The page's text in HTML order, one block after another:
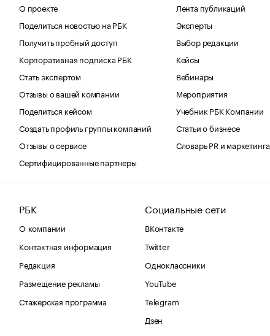
О проекте
Поделиться новостью на РБК
Получить пробный доступ
Корпоративная подписка РБК
Стать экспертом
Отзывы о вашей компании
Поделиться кейсом
Создать профиль группы компаний
Отзывы о сервисе
Сертифицированные партнеры
Лента публикаций
Эксперты
Выбор редакции
Кейсы
Вебинары
Мероприятия
Учебник РБК Компании
Статьи о бизнесе
Словарь PR и маркетинга
РБК
О компании
Контактная информация
Редакция
Размещение рекламы
Стажерская программа
Социальные сети
ВКонтакте
Twitter
Одноклассники
YouTube
Telegram
Дзен